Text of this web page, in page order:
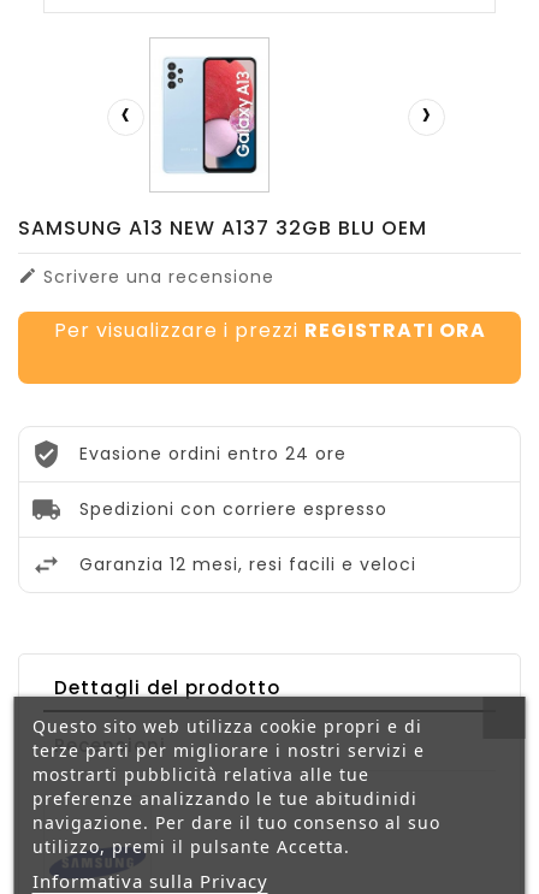
‹ ›
SAMSUNG A13 NEW A137 32GB BLU OEM
 Scrivere una recensione
Per visualizzare i prezzi REGISTRATI ORA
Evasione ordini entro 24 ore
Spedizioni con corriere espresso
Garanzia 12 mesi, resi facili e veloci
Dettagli del prodotto
Recensioni
Questo sito web utilizza cookie propri e di
terze parti per migliorare i nostri servizi e
mostrarti pubblicità relativa alle tue
preferenze analizzando le tue abitudinidi
navigazione. Per dare il tuo consenso al suo
utilizzo, premi il pulsante Accetta.
Informativa sulla Privacy